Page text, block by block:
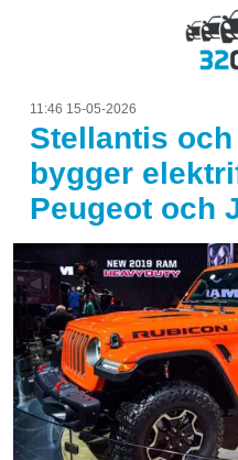
11:46 15-05-2026
Stellantis
bygger
Peugeot och